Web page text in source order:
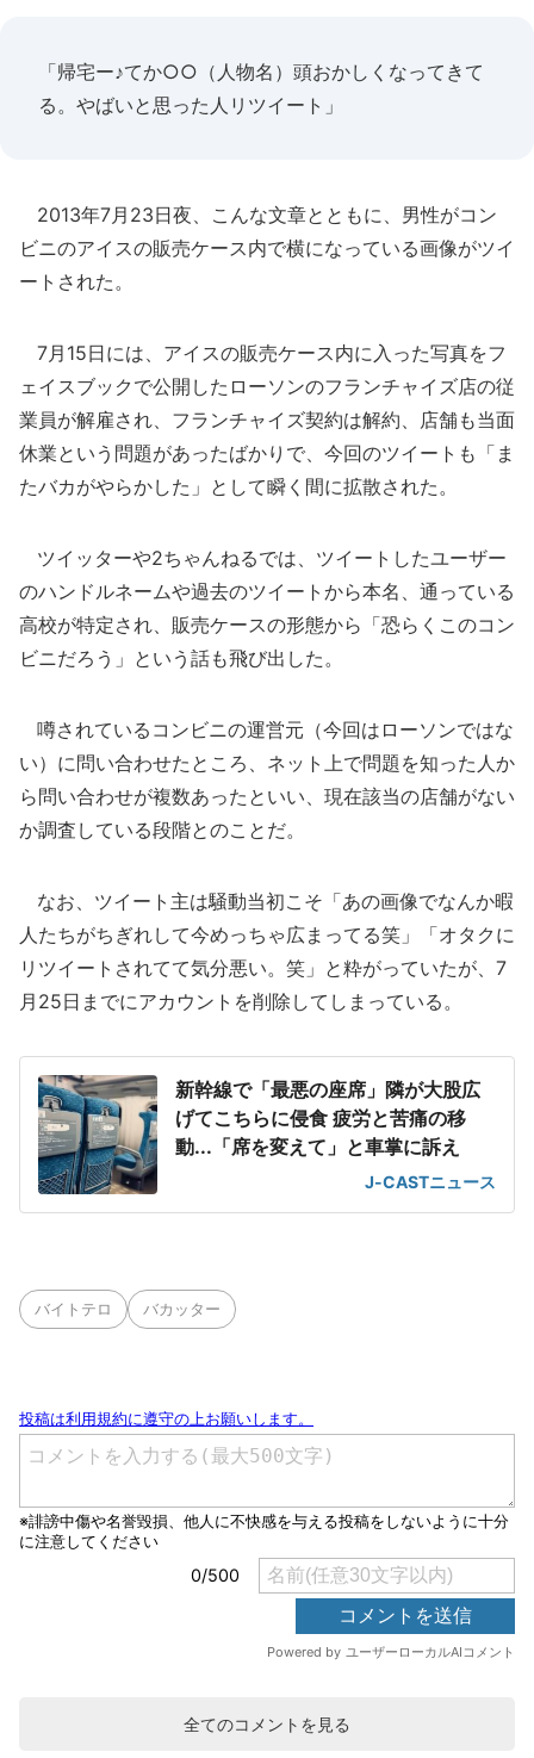
「帰宅ー♪てか○○（人物名）頭おかしくなってきて
る。やばいと思った人リツイート」
2013年7月23日夜、こんな文章とともに、男性がコン
ビニのアイスの販売ケース内で横になっている画像がツイ
ートされた。
7月15日には、アイスの販売ケース内に入った写真をフ
ェイスブックで公開したローソンのフランチャイズ店の従
業員が解雇され、フランチャイズ契約は解約、店舗も当面
休業という問題があったばかりで、今回のツイートも「ま
たバカがやらかした」として瞬く間に拡散された。
ツイッターや2ちゃんねるでは、ツイートしたユーザー
のハンドルネームや過去のツイートから本名、通っている
高校が特定され、販売ケースの形態から「恐らくこのコン
ビニだろう」という話も飛び出した。
噂されているコンビニの運営元（今回はローソンではな
い）に問い合わせたところ、ネット上で問題を知った人か
ら問い合わせが複数あったといい、現在該当の店舗がない
か調査している段階とのことだ。
なお、ツイート主は騒動当初こそ「あの画像でなんか暇
人たちがちぎれして今めっちゃ広まってる笑」「オタクに
リツイートされてて気分悪い。笑」と粋がっていたが、7
月25日までにアカウントを削除してしまっている。
新幹線で「最悪の座席」隣が大股広
げてこちらに侵食 疲労と苦痛の移
動...「席を変えて」と車掌に訴え
J-CASTニュース
バイトテロ バカッター
全てのコメントを見る